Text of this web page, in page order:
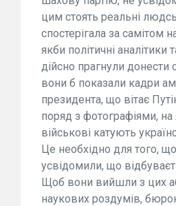
цим стоять реальні
спостерігала за самітом
якби політичні аналітики
дійсно прагнули донести
вони б показали кадри
президента, що вітає
поряд з фотографіями, на
військові катують
Це необхідно для того,
усвідомили, що
Щоб вони вийшли з цих
наукових роздумів,